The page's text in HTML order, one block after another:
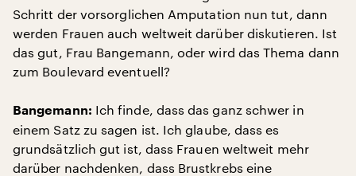
Schritt der vorsorglichen Amputation nun tut, dann
werden Frauen auch weltweit darüber diskutieren. Ist
das gut, Frau Bangemann, oder wird das Thema dann
zum Boulevard eventuell?
Bangemann: Ich finde, dass das ganz schwer in
einem Satz zu sagen ist. Ich glaube, dass es
grundsätzlich gut ist, dass Frauen weltweit mehr
darüber nachdenken, dass Brustkrebs eine